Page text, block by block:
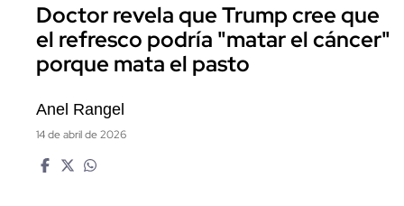
Doctor revela que Trump cree que
el refresco podría "matar el cáncer"
porque mata el pasto
Anel Rangel
14 de abril de 2026